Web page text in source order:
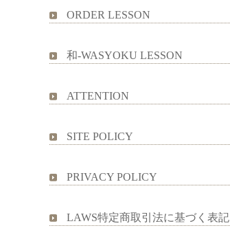
ORDER LESSON
和-WASYOKU LESSON
ATTENTION
SITE POLICY
PRIVACY POLICY
LAWS特定商取引法に基づく表記